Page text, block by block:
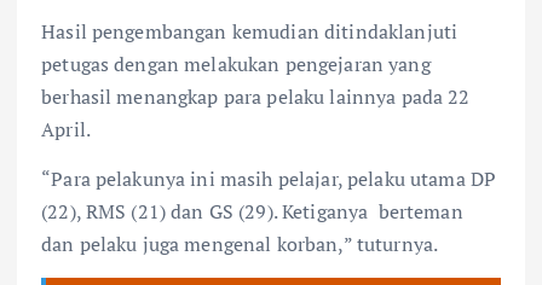
Hasil pengembangan kemudian ditindaklanjuti
petugas dengan melakukan pengejaran yang
berhasil menangkap para pelaku lainnya pada 22
April.
“Para pelakunya ini masih pelajar, pelaku utama DP
(22), RMS (21) dan GS (29). Ketiganya berteman
dan pelaku juga mengenal korban,” tuturnya.